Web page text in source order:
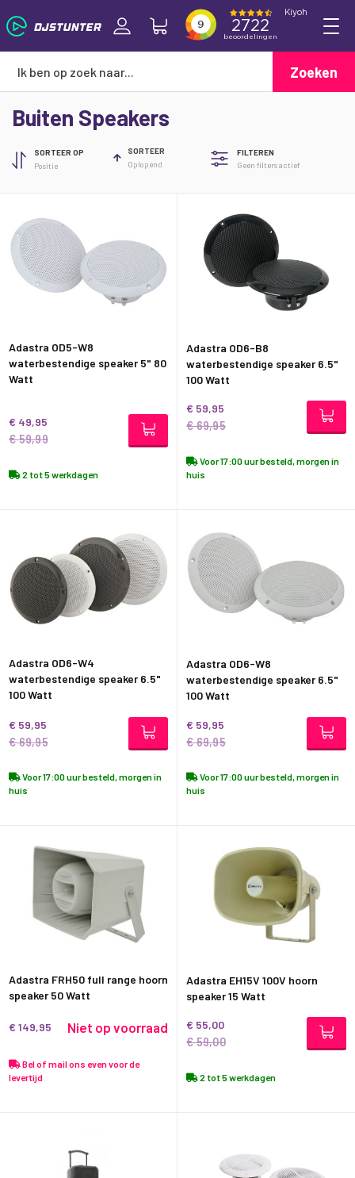
Zoeken
Buiten Speakers
SORTEER OP
SORTEER
Oplopend
FILTEREN
Geen filters actief
Adastra OD5-W8
waterbestendige speaker 5" 80
Watt
€ 49,95
€ 59,99
2 tot 5 werkdagen
Adastra OD6-B8
waterbestendige speaker 6.5"
100 Watt
€ 59,95
€ 69,95
Voor 17:00 uur besteld, morgen in
huis
Adastra OD6-W4
waterbestendige speaker 6.5"
100 Watt
€ 59,95
€ 69,95
Voor 17:00 uur besteld, morgen in
huis
Adastra OD6-W8
waterbestendige speaker 6.5"
100 Watt
€ 59,95
€ 69,95
Voor 17:00 uur besteld, morgen in
huis
Adastra FRH50 full range hoorn
speaker 50 Watt
€ 149,95 Niet op voorraad
Bel of mail ons even voor de
levertijd
Adastra EH15V 100V hoorn
speaker 15 Watt
€ 55,00
€ 59,00
2 tot 5 werkdagen